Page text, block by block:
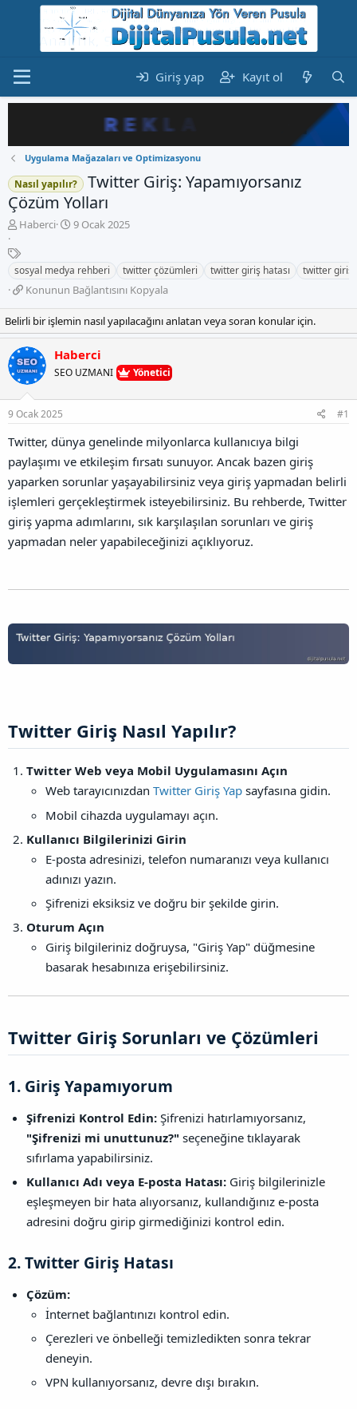
Giriş yap Kayıt ol
Uygulama Mağazaları ve Optimizasyonu
Nasıl yapılır?
Twitter Giriş: Yapamıyorsanız
Çözüm Yolları
K
n
b
u
y
u
b
a
ş
l
a
t
a
Haberci
B
l
a
n
g
ı
ç
t
a
i
9 Ocak 2025
E
t
i
e
t
l
e
r
sosyal medya rehberi twitter çözümleri twitter giriş hatası twitter giriş
K
n
u
n
u
n
ğ
a
n
ı
s
ı
n
ı
p
l
Konunun Bağlantısını Kopyala
Belirli bir işlemin nasıl yapılacağını anlatan veya soran konular için.
Haberci
SEO UZMANI Yönetici
9 Ocak 2025 #1
Twitter, dünya genelinde milyonlarca kullanıcıya bilgi
paylaşımı ve etkileşim fırsatı sunuyor. Ancak bazen giriş
yaparken sorunlar yaşayabilirsiniz veya giriş yapmadan belirli
işlemleri gerçekleştirmek isteyebilirsiniz. Bu rehberde, Twitter
giriş yapma adımlarını, sık karşılaşılan sorunları ve giriş
yapmadan neler yapabileceğinizi açıklıyoruz.
Twitter Giriş Nasıl Yapılır?​
Twitter Web veya Mobil Uygulamasını Açın
Web tarayıcınızdan Twitter Giriş Yapsayfasına gidin.
Mobil cihazda uygulamayı açın.
Kullanıcı Bilgilerinizi Girin
E-posta adresinizi, telefon numaranızı veya kullanıcı
adınızı yazın.
Şifrenizi eksiksiz ve doğru bir şekilde girin.
Oturum Açın
Giriş bilgileriniz doğruysa, "Giriş Yap" düğmesine
basarak hesabınıza erişebilirsiniz.
Twitter Giriş Sorunları ve Çözümleri​
1. Giriş Yapamıyorum
Şifrenizi Kontrol Edin: Şifrenizi hatırlamıyorsanız,
"Şifrenizi mi unuttunuz?" seçeneğine tıklayarak
sıfırlama yapabilirsiniz.
Kullanıcı Adı veya E-posta Hatası: Giriş bilgilerinizle
eşleşmeyen bir hata alıyorsanız, kullandığınız e-posta
adresini doğru girip girmediğinizi kontrol edin.
2.Twitter Giriş Hatası
Çözüm:
İnternet bağlantınızı kontrol edin.
Çerezleri ve önbelleği temizledikten sonra tekrar
deneyin.
VPN kullanıyorsanız, devre dışı bırakın.